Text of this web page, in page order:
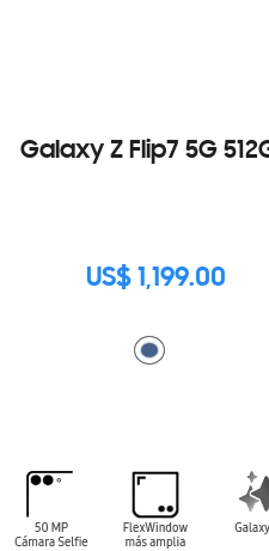
Galaxy Z Flip7 5G
US$ 1,199.00